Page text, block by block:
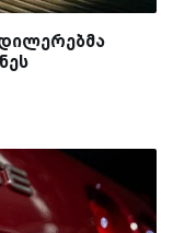
დილერებმა